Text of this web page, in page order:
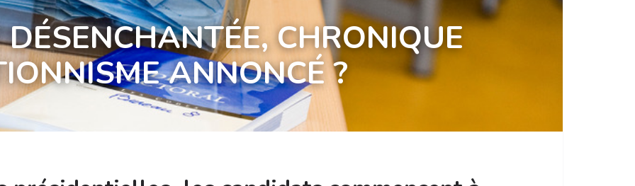
DÉSENCHANTÉE, CHRONIQUE
ANNONCÉ ?